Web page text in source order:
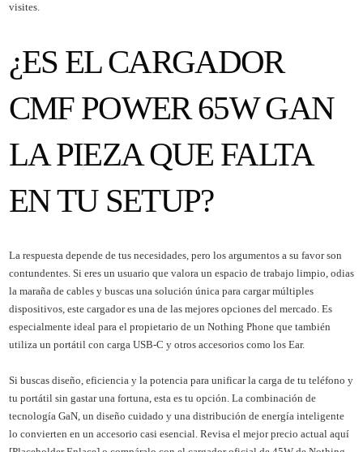
visites.
¿ES EL CARGADOR
CMF POWER 65W GAN
LA PIEZA QUE FALTA
EN TU SETUP?
La respuesta depende de tus necesidades, pero los argumentos a su favor son
contundentes. Si eres un usuario que valora un espacio de trabajo limpio, odias
la maraña de cables y buscas una solución única para cargar múltiples
dispositivos, este cargador es una de las mejores opciones del mercado. Es
especialmente ideal para el propietario de un Nothing Phone que también
utiliza un portátil con carga USB-C y otros accesorios como los Ear.
Si buscas diseño, eficiencia y la potencia para unificar la carga de tu teléfono y
tu portátil sin gastar una fortuna, esta es tu opción. La combinación de
tecnología GaN, un diseño cuidado y una distribución de energía inteligente
lo convierten en un accesorio casi esencial. Revisa el mejor precio actual aquí